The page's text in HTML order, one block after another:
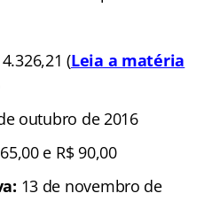
(Leia a matéria
outubro de 2016
e R$ 90,00
13 de novembro de